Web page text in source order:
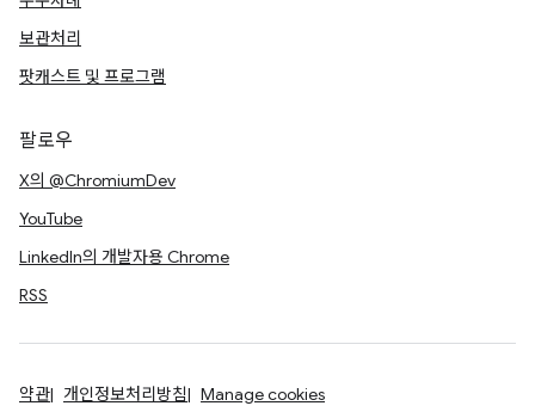
보관처리
팟캐스트 및 프로그램
팔로우
X의 @ChromiumDev
YouTube
LinkedIn의 개발자용 Chrome
RSS
약관 개인정보처리방침 Manage cookies